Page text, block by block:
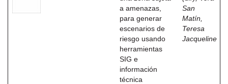
a amenazas,
para generar
escenarios de
riesgo usando
herramientas
SIG e
información
técnica
San
Matín,
Teresa
Jacqueline